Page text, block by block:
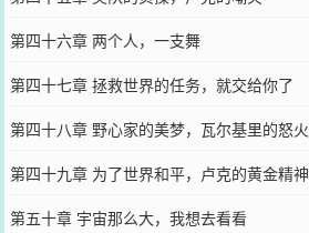
第四十六章 两个人，一支舞
第四十七章 拯救世界的任务，就交给你了
第四十八章 野心家的美梦，瓦尔基里的怒火
第四十九章 为了世界和平，卢克的黄金精神
第五十章 宇宙那么大，我想去看看